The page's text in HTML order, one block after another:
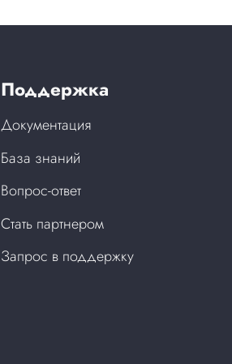
Поддержка
Документация
База знаний
Вопрос-ответ
Стать партнером
Запрос в поддержку